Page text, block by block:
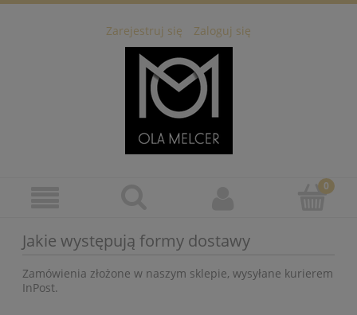
Zarejestruj się Zaloguj się
Jakie występują formy dostawy
Zamówienia złożone w naszym sklepie, wysyłane kurierem
InPost.